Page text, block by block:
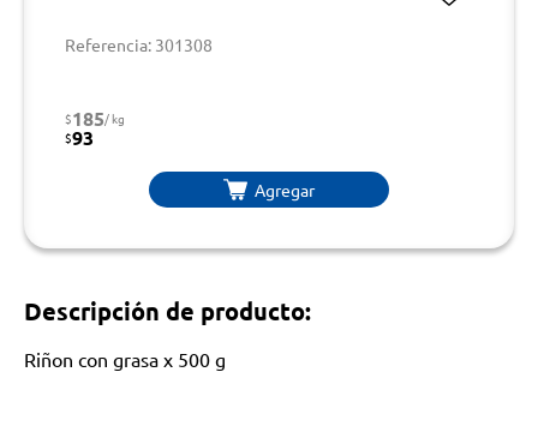
Referencia: 301308
$185/ kg
$93
Agregar
Descripción de producto:
Riñon con grasa x 500 g